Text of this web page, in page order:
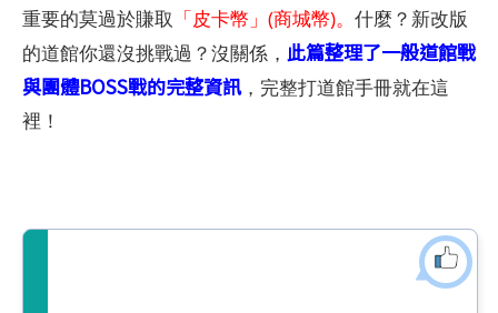
重要的莫過於賺取 「皮卡幣」(商城幣)。 什麼？新改版
的道館你還沒挑戰過？沒關係， 此篇整理了一般道館戰
與團體BOSS戰的完整資訊，完整打道館手冊就在這
裡！